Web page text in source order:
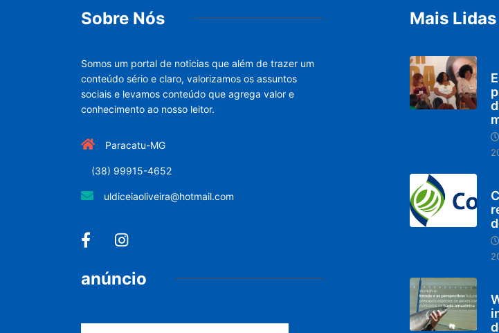
Sobre Nós
Somos um portal de noticias que além de trazer um
conteúdo sério e claro, valorizamos os assuntos
sociais e levamos conteúdo que agrega valor e
conhecimento ao nosso leitor.
Paracatu-MG
(38) 99915-4652
uldiceiaoliveira@hotmail.com
anúncio
Mais Lidas